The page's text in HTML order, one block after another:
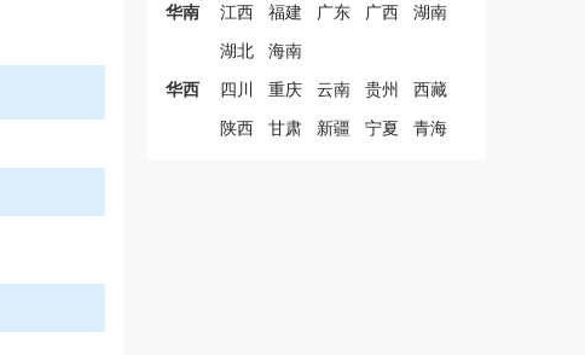
华南
江西 福建 广东 广西
湖南
湖北
海南
华西
四川 重庆 云南 贵州
西藏
陕西
甘肃 新疆 宁夏 青海